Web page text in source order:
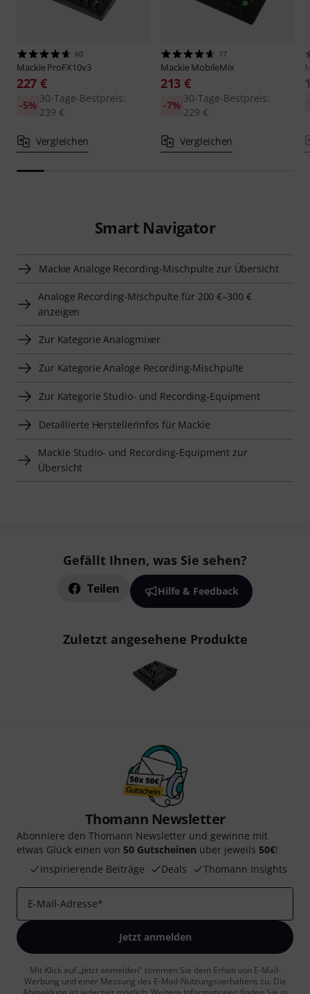
60
MackieProFX10v3
227 €
30-Tage-Bestpreis:
239 €
-5%
Vergleichen
17
MackieMobileMix
213 €
30-Tage-Bestpreis:
229 €
-7%
Vergleichen
Smart Navigator
Mackie Analoge Recording-Mischpulte zur Übersicht
Analoge Recording-Mischpulte für 200 €–300 €
anzeigen
Zur Kategorie Analogmixer
Zur Kategorie Analoge Recording-Mischpulte
Zur Kategorie Studio- und Recording-Equipment
Detaillierte Herstellerinfos für Mackie
Mackie Studio- und Recording-Equipment zur
Übersicht
Gefällt Ihnen, was Sie sehen?
Teilen Hilfe & Feedback
Zuletzt angesehene Produkte
Thomann Newsletter
Abonniere den Thomann Newsletter und gewinne mit
etwas Glück einen von 50 Gutscheinen über jeweils 50€!
Inspirierende Beiträge
Deals Thomann Insights
E-Mail-Adresse*
Jetzt anmelden
Mit Klick auf „Jetzt anmelden“ stimmen Sie dem Erhalt von E-Mail-
Werbung und einer Messung des E-Mail-Nutzungsverhaltens zu. Die